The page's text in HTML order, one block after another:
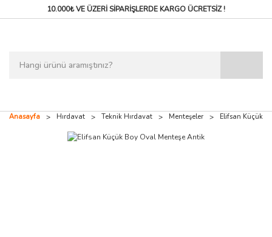
10.000₺ VE ÜZERİ SİPARİŞLERDEKARGO ÜCRETSİZ !
Anasayfa Hırdavat Teknik Hırdavat Menteşeler Elifsan Küçük